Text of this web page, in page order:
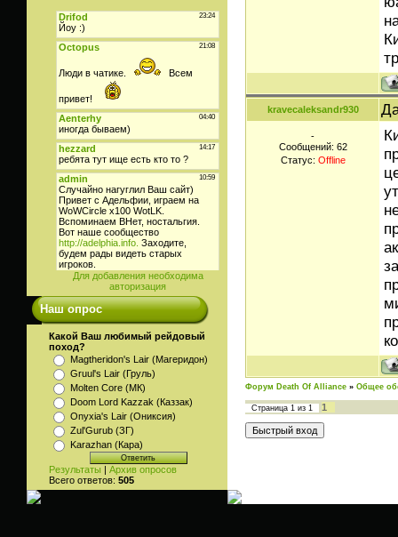
Для добавления необходима
авторизация
Наш опрос
Какой Ваш любимый рейдовый
поход?
Magtheridon's Lair (Магеридон)
Gruul's Lair (Груль)
Molten Core (МК)
Doom Lord Kazzak (Каззак)
Onyxia's Lair (Ониксия)
Zul'Gurub (ЗГ)
Karazhan (Кара)
Результаты | Архив опросов
Всего ответов: 505
kravecaleksandr930
-
Сообщений: 62
Статус: Offline
Форум Death Of Alliance » Общее
Страница 1 из 1 1